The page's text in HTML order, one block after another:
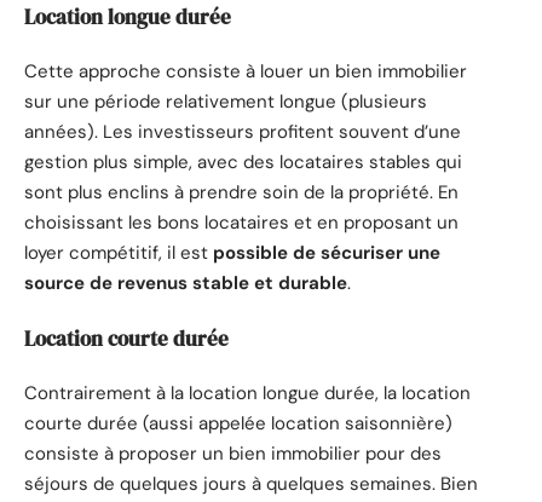
Location longue durée
Cette approche consiste à louer un bien immobilier
sur une période relativement longue (plusieurs
années). Les investisseurs profitent souvent d’une
gestion plus simple, avec des locataires stables qui
sont plus enclins à prendre soin de la propriété. En
choisissant les bons locataires et en proposant un
loyer compétitif, il est possible de sécuriser une
source de revenus stable et durable.
Location courte durée
Contrairement à la location longue durée, la location
courte durée (aussi appelée location saisonnière)
consiste à proposer un bien immobilier pour des
séjours de quelques jours à quelques semaines. Bien